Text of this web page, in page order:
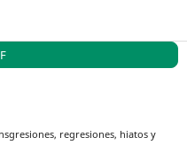
regresiones, hiatos y